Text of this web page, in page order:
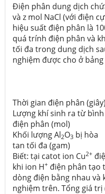
Điện phân dung dịch
và z mol NaCl (với điện
hiệu suất điện phân là
quá trính điện phân và
tối đa trong dung dịch
nghiệm được cho ở
Thời gian điện phân (giây)
Lượng khí sinh ra từ bình
điện phân (mol)
Khối lượng Al2O3 bị hòa
tan tối đa (gam)
Biết: tại catot ion Cu2+
khi ion H+ điện phân tạo
dòng điện bằng nhau
nghiệm trên. Tổng giá trị